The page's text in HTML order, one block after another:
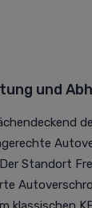
und
Standort